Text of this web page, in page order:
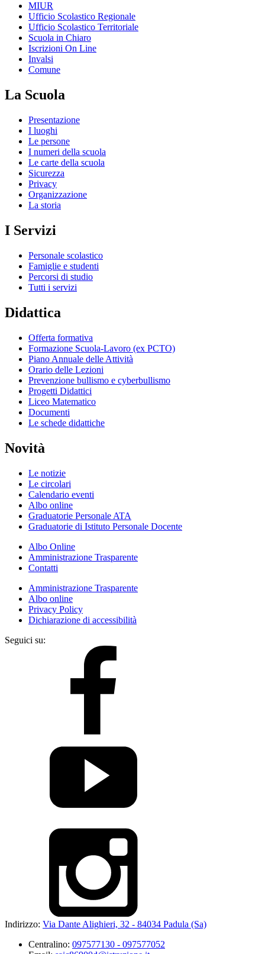
MIUR
Ufficio Scolastico Regionale
Ufficio Scolastico Territoriale
Scuola in Chiaro
Iscrizioni On Line
Invalsi
Comune
La Scuola
Presentazione
I luoghi
Le persone
I numeri della scuola
Le carte della scuola
Sicurezza
Privacy
Organizzazione
La storia
I Servizi
Personale scolastico
Famiglie e studenti
Percorsi di studio
Tutti i servizi
Didattica
Offerta formativa
Formazione Scuola-Lavoro (ex PCTO)
Piano Annuale delle Attività
Orario delle Lezioni
Prevenzione bullismo e cyberbullismo
Progetti Didattici
Liceo Matematico
Documenti
Le schede didattiche
Novità
Le notizie
Le circolari
Calendario eventi
Albo online
Graduatorie Personale ATA
Graduatorie di Istituto Personale Docente
Albo Online
Amministrazione Trasparente
Contatti
Amministrazione Trasparente
Albo online
Privacy Policy
Dichiarazione di accessibilità
Seguici su:
Indirizzo: Via Dante Alighieri, 32 - 84034 Padula (Sa)
Centralino: 097577130 - 097577052